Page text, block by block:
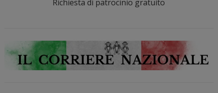
Richiesta di patrocinio gratuito